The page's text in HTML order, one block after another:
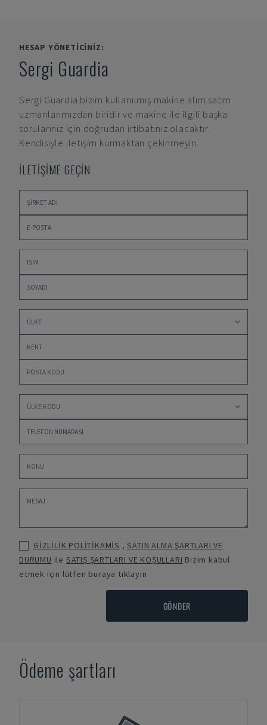
HESAP YÖNETICINIZ:
Sergi Guardia
Sergi Guardia bizim kullanılmış makine alım satım
uzmanlarımızdan biridir ve makine ile ilgili başka
sorularınız için doğrudan irtibatınız olacaktır.
Kendisiyle iletişim kurmaktan çekinmeyin.
İLETİŞİME GEÇİN
GİZLİLİK POLİTİKAMİS ,SATIN ALMA ŞARTLARI VE
DURUMU ile SATIŞ ŞARTLARI VE KOŞULLARI Bizim kabul
etmek için lütfen buraya tıklayın
GÖNDER
Ödeme şartları